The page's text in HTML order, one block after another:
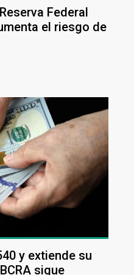
Federal
el riesgo de
y extiende su
sigue